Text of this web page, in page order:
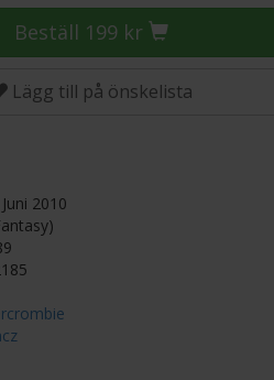
Beställ 199 kr
Lägg till på önskelista
Juni 2010